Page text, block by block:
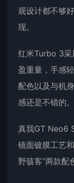
观设计都不够
现。
红米Turbo 3采
盈重量，手感
配色以及与机
感还是不错的。
真我GT Neo6
镜面镀膜工艺
野骇客”两款配